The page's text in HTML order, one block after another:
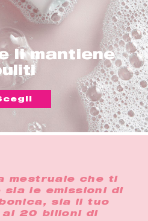
li mantiene
mestruale che ti
le emissioni di
sia il tuo
20 bilioni di